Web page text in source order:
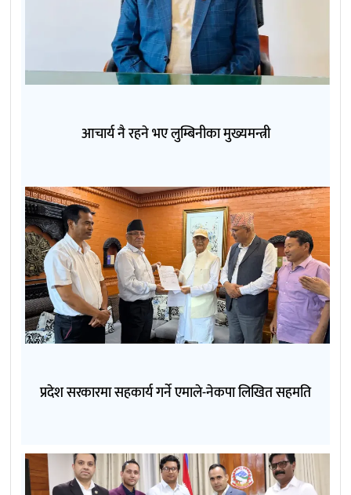
आचार्य नै रहने भए लुम्बिनीका मुख्यमन्त्री
प्रदेश सरकारमा सहकार्य गर्ने एमाले-नेकपा लिखित सहमति